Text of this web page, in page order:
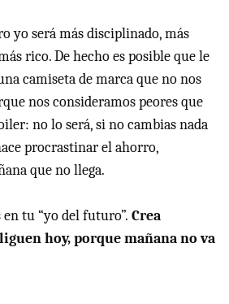
yo será más disciplinado, más
rico. De hecho es posible que le
camiseta de marca que no nos
nos consideramos peores que
no lo será, si no cambias nada
procrastinar el ahorro,
que no llega.
tu “yo del futuro”. Crea
hoy, porque mañana no va